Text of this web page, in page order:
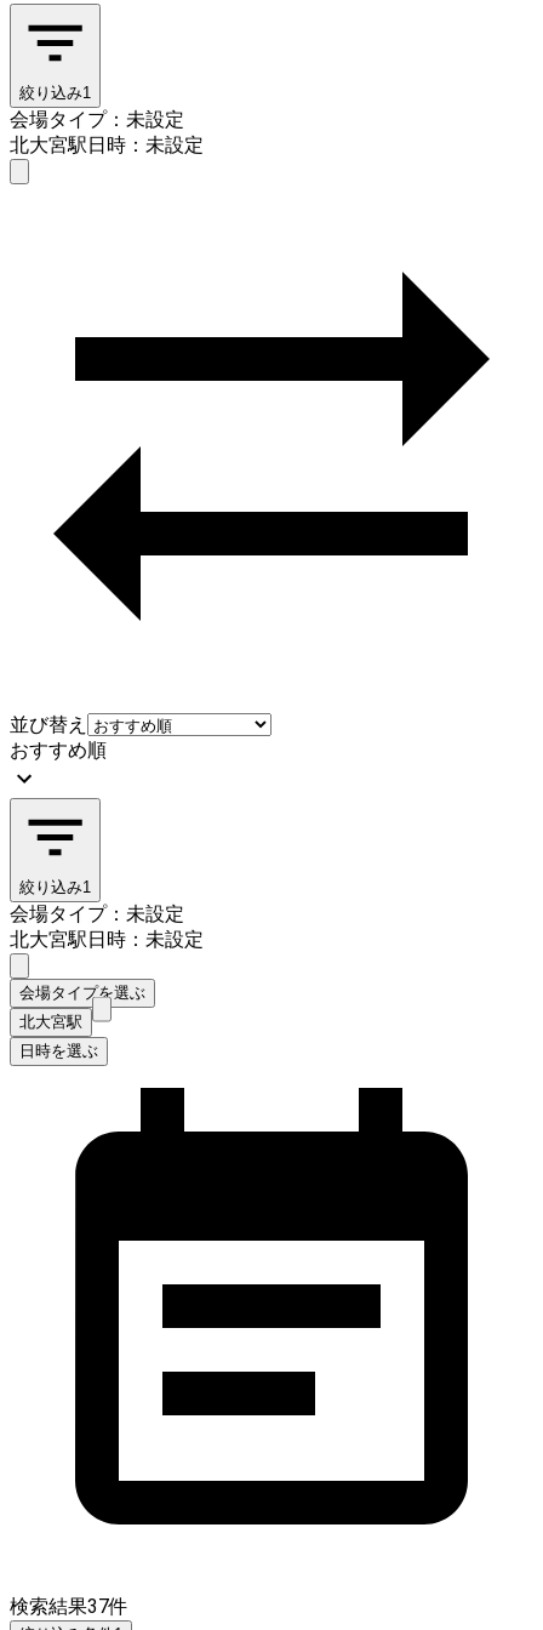
絞り込み1
会場タイプ：未設定
北大宮駅日時：未設定
並び替え
おすすめ順
絞り込み1
会場タイプ：未設定
北大宮駅日時：未設定
会場タイプを選ぶ
北大宮駅
日時を選ぶ
検索結果37件